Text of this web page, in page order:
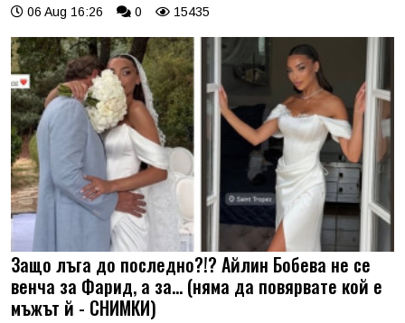
06 Aug 16:26 0 15435
Защо лъга до последно?!? Айлин Бобева не се
венча за Фарид, а за... (няма да повярвате кой е
мъжът й - СНИМКИ)